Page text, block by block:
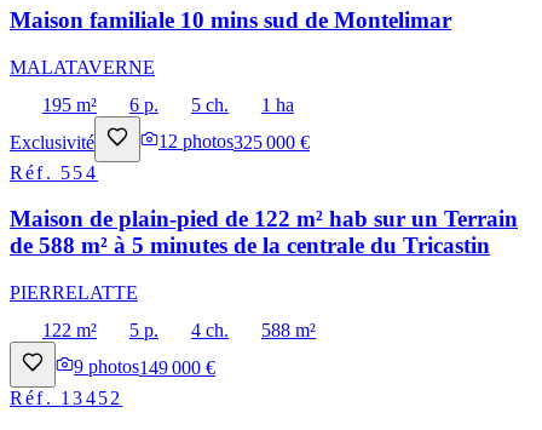
Maison familiale 10 mins sud de Montelimar
MALATAVERNE
195 m²
6 p. 5 ch.
1 ha
Exclusivité
12 photos325 000 €
Réf. 554
Maison de plain-pied de 122 m² hab sur un Terrain
de 588 m² à 5 minutes de la centrale du Tricastin
PIERRELATTE
122 m²
5 p. 4 ch.
588 m²
9 photos149 000 €
Réf. 13452